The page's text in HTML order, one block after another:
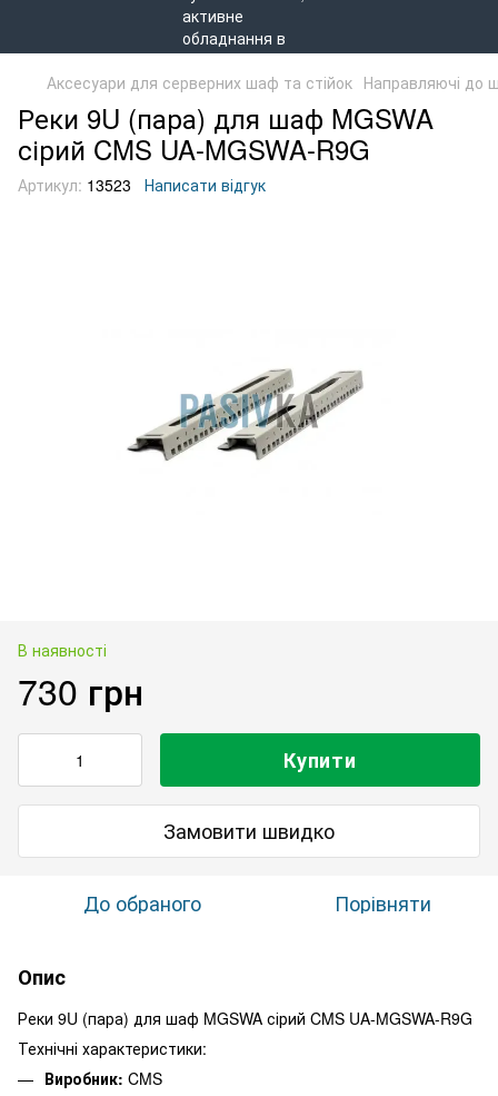
Аксесуари для серверних шаф та стійок Направляючі до
Реки 9U (пара) для шаф MGSWA
сірий CMS UA-MGSWA-R9G
Артикул: 13523 Написати відгук
В наявності
730 грн
Купити
Замовити швидко
До обраного Порівняти
Опис
Реки 9U (пара) для шаф MGSWA сірий CMS UA-MGSWA-R9G
Технічні характеристики:
Виробник: CMS